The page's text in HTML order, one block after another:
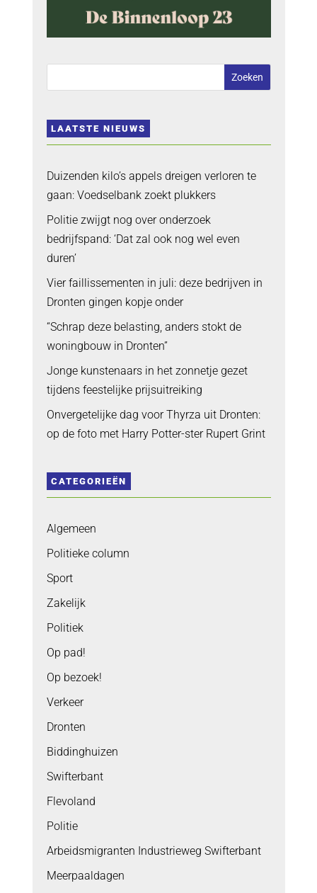
LAATSTE NIEUWS
Duizenden kilo’s appels dreigen verloren te
gaan: Voedselbank zoekt plukkers
Politie zwijgt nog over onderzoek
bedrijfspand: ‘Dat zal ook nog wel even
duren’
Vier faillissementen in juli: deze bedrijven in
Dronten gingen kopje onder
“Schrap deze belasting, anders stokt de
woningbouw in Dronten”
Jonge kunstenaars in het zonnetje gezet
tijdens feestelijke prijsuitreiking
Onvergetelijke dag voor Thyrza uit Dronten:
op de foto met Harry Potter-ster Rupert Grint
CATEGORIEËN
Algemeen
Politieke column
Sport
Zakelijk
Politiek
Op pad!
Op bezoek!
Verkeer
Dronten
Biddinghuizen
Swifterbant
Flevoland
Politie
Arbeidsmigranten Industrieweg Swifterbant
Meerpaaldagen